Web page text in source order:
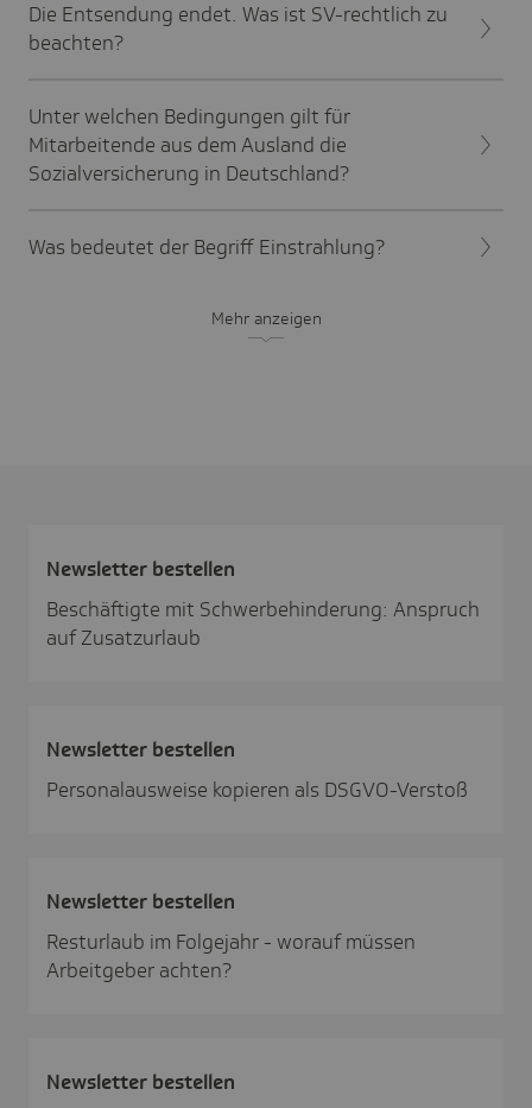
Die Entsendung endet. Was ist SV-rechtlich zu
beachten?
Unter welchen Bedingungen gilt für
Mitarbeitende aus dem Ausland die
Sozialversicherung in Deutschland?
Was bedeutet der Begriff Einstrahlung?
Mehr anzeigen
News­letter bestellen
Beschäftigte mit Schwerbehinderung: Anspruch
auf Zusatzurlaub
News­letter bestellen
Personalausweise kopieren als DSGVO-Verstoß
News­letter bestellen
Resturlaub im Folgejahr - worauf müssen
Arbeitgeber achten?
News­letter bestellen